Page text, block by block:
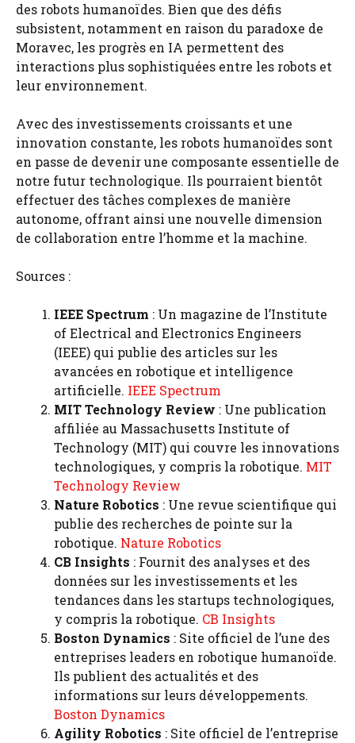
des robots humanoïdes. Bien que des défis
subsistent, notamment en raison du paradoxe de
Moravec, les progrès en IA permettent des
interactions plus sophistiquées entre les robots et
leur environnement.
Avec des investissements croissants et une
innovation constante, les robots humanoïdes sont
en passe de devenir une composante essentielle de
notre futur technologique. Ils pourraient bientôt
effectuer des tâches complexes de manière
autonome, offrant ainsi une nouvelle dimension
de collaboration entre l’homme et la machine.
Sources :
IEEE Spectrum : Un magazine de l’Institute
of Electrical and Electronics Engineers
(IEEE) qui publie des articles sur les
avancées en robotique et intelligence
artificielle. IEEE Spectrum
MIT Technology Review : Une publication
affiliée au Massachusetts Institute of
Technology (MIT) qui couvre les innovations
technologiques, y compris la robotique. MIT
Technology Review
Nature Robotics : Une revue scientifique qui
publie des recherches de pointe sur la
robotique. Nature Robotics
CB Insights : Fournit des analyses et des
données sur les investissements et les
tendances dans les startups technologiques,
y compris la robotique. CB Insights
Boston Dynamics : Site officiel de l’une des
entreprises leaders en robotique humanoïde.
Ils publient des actualités et des
informations sur leurs développements.
Boston Dynamics
Agility Robotics : Site officiel de l’entreprise